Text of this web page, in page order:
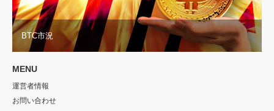
BTC市況
MENU
運営者情報
お問い合わせ